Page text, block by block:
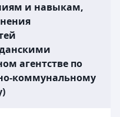
и навыкам,
агентстве по
коммунальному